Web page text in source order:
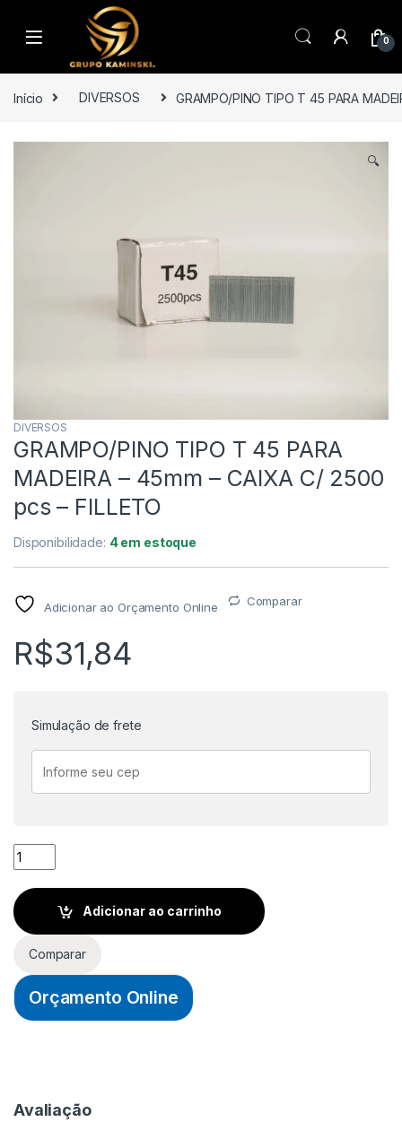
Saltar para navegação
Pular para o conteúdo
0
Início DIVERSOS GRAMPO/PINO TIPO T 45 PARA
🔍
DIVERSOS
GRAMPO/PINO TIPO T 45 PARA
MADEIRA – 45mm – CAIXA C/ 2500
pcs – FILLETO
Disponibilidade: 4 em estoque
Adicionar ao Orçamento Online Comparar
R$31,84
Simulação de frete
GRAMPO/PINO TIPO T 45 PARA MADEIRA - 45mm - CAIXA
Adicionar ao carrinho
Comparar
Orçamento Online
Avaliação